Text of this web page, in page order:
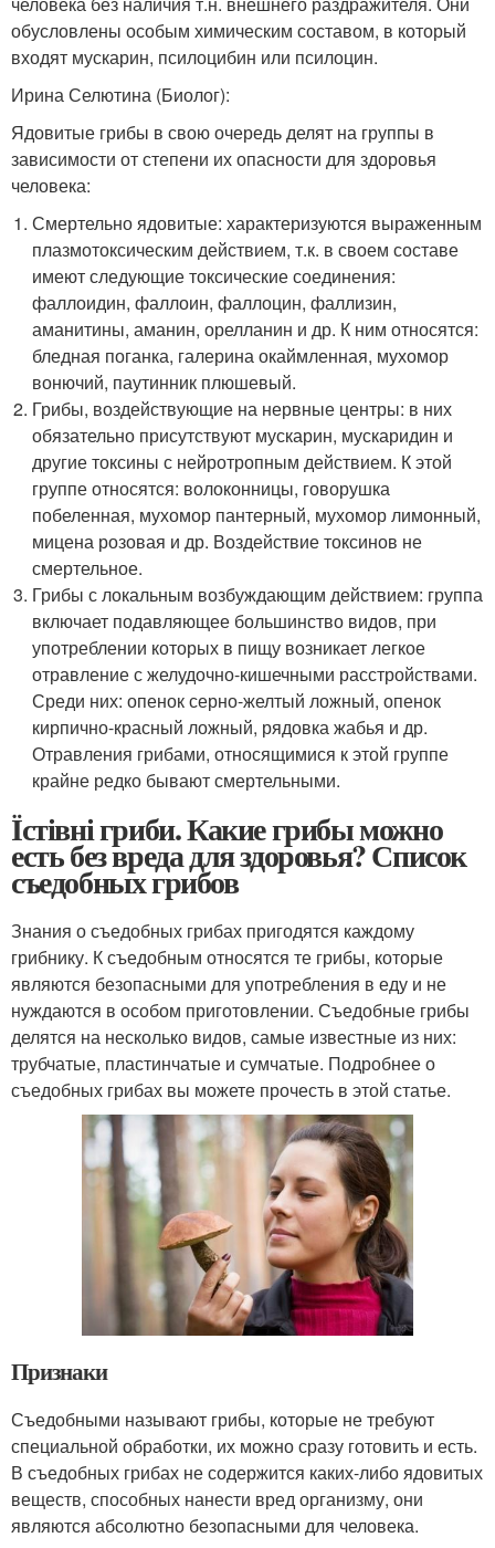
обусловлены особым химическим составом, в который
входят мускарин, псилоцибин или псилоцин.
Ирина Селютина (Биолог):
Ядовитые грибы в свою очередь делят на группы в
зависимости от степени их опасности для здоровья
человека:
Смертельно ядовитые: характеризуются выраженным
плазмотоксическим действием, т.к. в своем составе
имеют следующие токсические соединения:
фаллоидин, фаллоин, фаллоцин, фаллизин,
аманитины, аманин, орелланин и др. К ним относятся:
бледная поганка, галерина окаймленная, мухомор
вонючий, паутинник плюшевый.
Грибы, воздействующие на нервные центры: в них
обязательно присутствуют мускарин, мускаридин и
другие токсины с нейротропным действием. К этой
группе относятся: волоконницы, говорушка
побеленная, мухомор пантерный, мухомор лимонный,
мицена розовая и др. Воздействие токсинов не
смертельное.
Грибы с локальным возбуждающим действием: группа
включает подавляющее большинство видов, при
употреблении которых в пищу возникает легкое
отравление с желудочно-кишечными расстройствами.
Среди них: опенок серно-желтый ложный, опенок
кирпично-красный ложный, рядовка жабья и др.
Отравления грибами, относящимися к этой группе
крайне редко бывают смертельными.
Їстівні гриби. Какие грибы можно
есть без вреда для здоровья? Список
съедобных грибов
Знания о съедобных грибах пригодятся каждому
грибнику. К съедобным относятся те грибы, которые
являются безопасными для употребления в еду и не
нуждаются в особом приготовлении. Съедобные грибы
делятся на несколько видов, самые известные из них:
трубчатые, пластинчатые и сумчатые. Подробнее о
съедобных грибах вы можете прочесть в этой статье.
Признаки
Съедобными называют грибы, которые не требуют
специальной обработки, их можно сразу готовить и есть.
В съедобных грибах не содержится каких-либо ядовитых
веществ, способных нанести вред организму, они
являются абсолютно безопасными для человека.